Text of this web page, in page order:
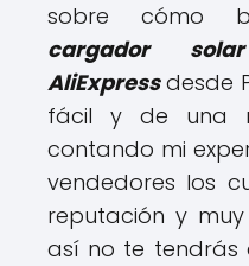
sobre cómo
cargador
AliExpressdesde
fácil y de una
contando mi
vendedores los
reputación y
así no te tendrás